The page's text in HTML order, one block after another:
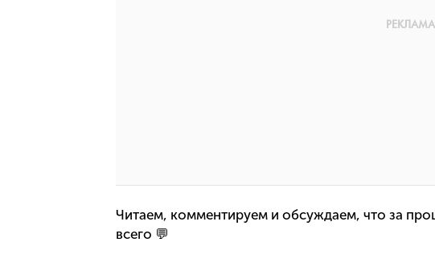
Читаем, комментируем и обсуждаем, что за
всего 💬